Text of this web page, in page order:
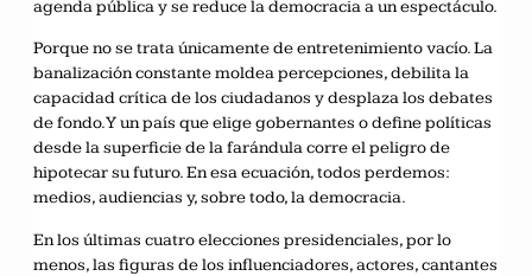
agenda pública y se reduce la democracia a un espectáculo.
Porque no se trata únicamente de entretenimiento vacío. La
banalización constante moldea percepciones, debilita la
capacidad crítica de los ciudadanos y desplaza los debates
de fondo. Y un país que elige gobernantes o define políticas
desde la superficie de la farándula corre el peligro de
hipotecar su futuro. En esa ecuación, todos perdemos:
medios, audiencias y, sobre todo, la democracia.
En los últimas cuatro elecciones presidenciales, por lo
menos, las figuras de los influenciadores, actores, cantantes